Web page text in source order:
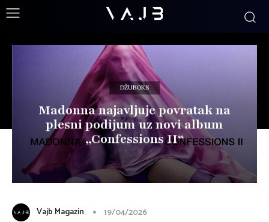
DŽUBOKS
Madonna najavljuje povratak na
plesni podijum uz novi album
„Confessions II“
Vajb Magazin 19/04/2026